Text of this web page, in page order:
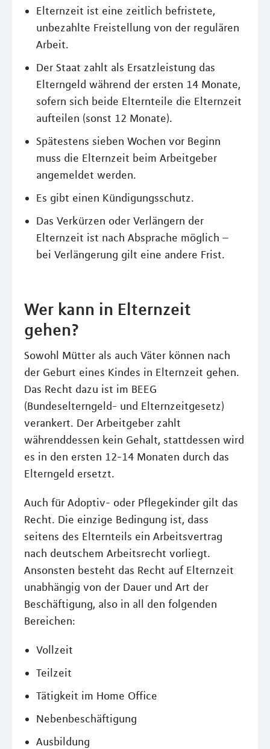
Elternzeit ist eine zeitlich befristete,
unbezahlte Freistellung von der regulären
Arbeit.
Der Staat zahlt als Ersatzleistung das
Elterngeld während der ersten 14 Monate,
sofern sich beide Elternteile die Elternzeit
aufteilen (sonst 12 Monate).
Spätestens sieben Wochen vor Beginn
muss die Elternzeit beim Arbeitgeber
angemeldet werden.
Es gibt einen Kündigungsschutz.
Das Verkürzen oder Verlängern der
Elternzeit ist nach Absprache möglich –
bei Verlängerung gilt eine andere Frist.
Wer kann in Elternzeit
gehen?
Sowohl Mütter als auch Väter können nach
der Geburt eines Kindes in Elternzeit gehen.
Das Recht dazu ist im BEEG
(Bundeselterngeld- und Elternzeitgesetz)
verankert. Der Arbeitgeber zahlt
währenddessen kein Gehalt, stattdessen wird
es in den ersten 12-14 Monaten durch das
Elterngeld ersetzt.
Auch für Adoptiv- oder Pflegekinder gilt das
Recht. Die einzige Bedingung ist, dass
seitens des Elternteils ein Arbeitsvertrag
nach deutschem Arbeitsrecht vorliegt.
Ansonsten besteht das Recht auf Elternzeit
unabhängig von der Dauer und Art der
Beschäftigung, also in all den folgenden
Bereichen:
Vollzeit
Teilzeit
Tätigkeit im Home Office
Nebenbeschäftigung
Ausbildung